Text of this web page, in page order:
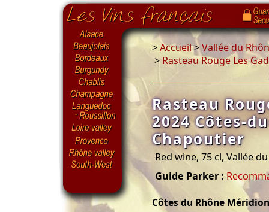
>Accueil>Vallée du
> Rasteau Rouge Les
Rasteau
2024 Côtes-
Chapoutier
Red wine, 75 cl, Vallée
Guide Parker :
Côtes du Rhône